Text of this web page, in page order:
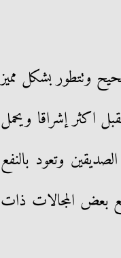
وتتطور بشكل مميز
اكثر إشراقا ويحمل
وتعود بالنفع
بعض المجالات ذات